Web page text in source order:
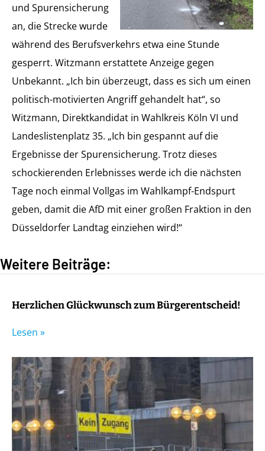
und Spurensicherung
an, die Strecke wurde
während des Berufsverkehrs etwa eine Stunde
gesperrt. Witzmann erstattete Anzeige gegen
Unbekannt. „Ich bin überzeugt, dass es sich um einen
politisch-motivierten Angriff gehandelt hat“, so
Witzmann, Direktkandidat in Wahlkreis Köln VI und
Landeslistenplatz 35. „Ich bin gespannt auf die
Ergebnisse der Spurensicherung. Trotz dieses
schockierenden Erlebnisses werde ich die nächsten
Tage noch einmal Vollgas im Wahlkampf-Endspurt
geben, damit die AfD mit einer großen Fraktion in den
Düsseldorfer Landtag einziehen wird!“
Weitere Beiträge:
Herzlichen Glückwunsch zum Bürgerentscheid!
Lesen »